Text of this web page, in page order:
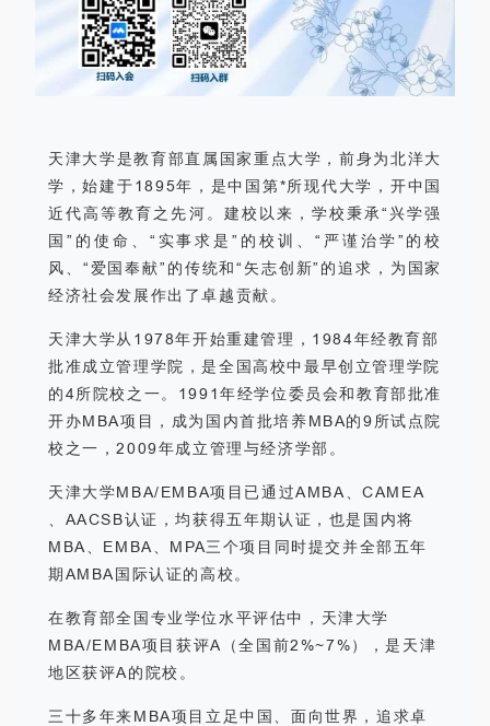
天津大学是教育部直属国家重点大学，前身为北洋大
学，始建于1895年，是中国第*所现代大学，开中国
近代高等教育之先河。建校以来，学校秉承“兴学强
国”的使命、“实事求是”的校训、“严谨治学”的校
风、“爱国奉献”的传统和“矢志创新”的追求，为国家
经济社会发展作出了卓越贡献。
天津大学从1978年开始重建管理，1984年经教育部
批准成立管理学院，是全国高校中最早创立管理学院
的4所院校之一。1991年经学位委员会和教育部批准
开办MBA项目，成为国内首批培养MBA的9所试点院
校之一，2009年成立管理与经济学部。
天津大学MBA/EMBA项目已通过AMBA、CAMEA
、AACSB认证，均获得五年期认证，也是国内将
MBA、EMBA、MPA三个项目同时提交并全部五年
期AMBA国际认证的高校。
在教育部全国专业学位水平评估中，天津大学
MBA/EMBA项目获评A（全国前2%~7%），是天津
地区获评A的院校。
三十多年来MBA项目立足中国、面向世界，追求卓